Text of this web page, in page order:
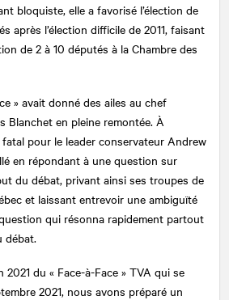
bloquiste, elle a favorisé l’élection de
après l’élection difficile de 2011, faisant
de 2 à 10 députés à la Chambre des
» avait donné des ailes au chef
Blanchet en pleine remontée. À
fatal pour le leader conservateur Andrew
en répondant à une question sur
du débat, privant ainsi ses troupes de
et laissant entrevoir une ambiguïté
qui résonna rapidement partout
débat.
du « Face-à-Face » TVA qui se
2021, nous avons préparé un